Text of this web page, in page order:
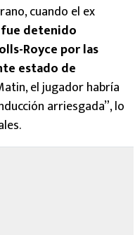
cuando el ex
fue detenido
Royce por las
estado de
el jugador habría
arriesgada”, lo